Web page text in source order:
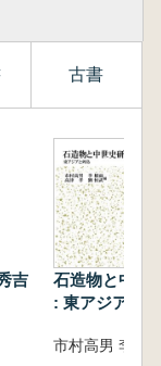
古書
吉
石造物と中世
: 東アジアと